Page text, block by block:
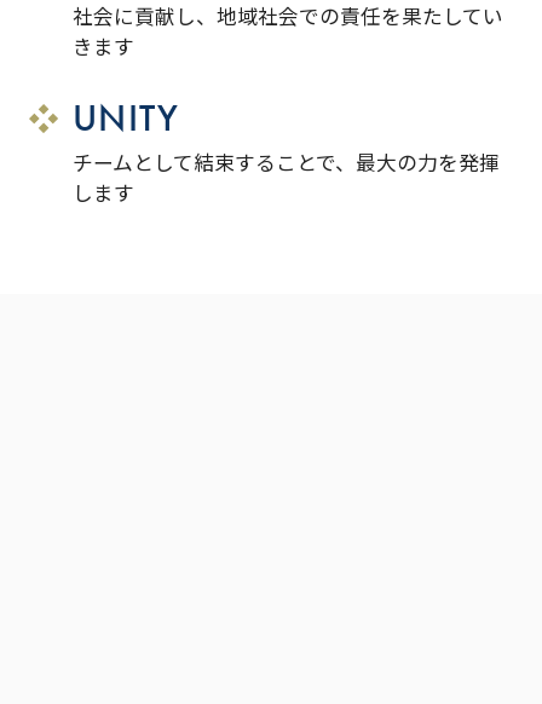
社会に貢献し、地域社会での責任を果たしてい
きます
UNITY
チームとして結束することで、最大の力を発揮
します